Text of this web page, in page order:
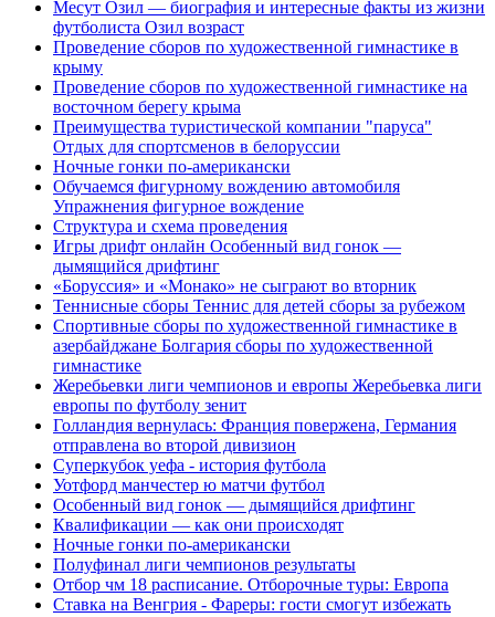
Месут Озил — биография и интересные факты из жизни
футболиста Озил возраст
Проведение сборов по художественной гимнастике в
крыму
Проведение сборов по художественной гимнастике на
восточном берегу крыма
Преимущества туристической компании "паруса"
Отдых для спортсменов в белоруссии
Ночные гонки по-американски
Обучаемся фигурному вождению автомобиля
Упражнения фигурное вождение
Структура и схема проведения
Игры дрифт онлайн Особенный вид гонок —
дымящийся дрифтинг
«Боруссия» и «Монако» не сыграют во вторник
Теннисные сборы Теннис для детей сборы за рубежом
Спортивные сборы по художественной гимнастике в
азербайджане Болгария сборы по художественной
гимнастике
Жеребьевки лиги чемпионов и европы Жеребьевка лиги
европы по футболу зенит
Голландия вернулась: Франция повержена, Германия
отправлена во второй дивизион
Суперкубок уефа - история футбола
Уотфорд манчестер ю матчи футбол
Особенный вид гонок — дымящийся дрифтинг
Квалификации — как они происходят
Ночные гонки по-американски
Полуфинал лиги чемпионов результаты
Отбор чм 18 расписание. Отборочные туры: Европа
Ставка на Венгрия - Фареры: гости смогут избежать